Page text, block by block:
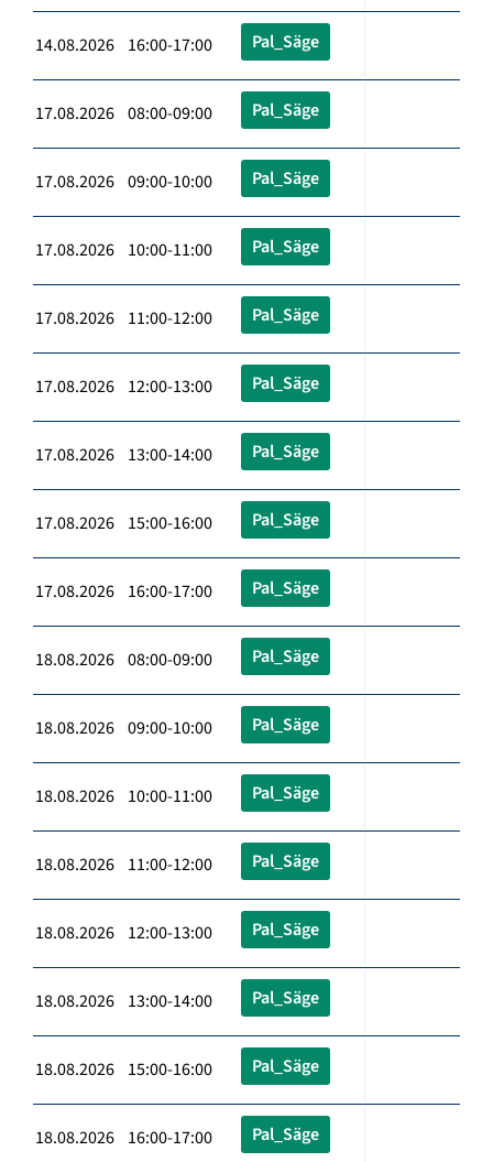
14.08.2026 16:00-17:00 Pal_Säge
17.08.2026 08:00-09:00 Pal_Säge
17.08.2026 09:00-10:00 Pal_Säge
17.08.2026 10:00-11:00 Pal_Säge
17.08.2026 11:00-12:00 Pal_Säge
17.08.2026 12:00-13:00 Pal_Säge
17.08.2026 13:00-14:00 Pal_Säge
17.08.2026 15:00-16:00 Pal_Säge
17.08.2026 16:00-17:00 Pal_Säge
18.08.2026 08:00-09:00 Pal_Säge
18.08.2026 09:00-10:00 Pal_Säge
18.08.2026 10:00-11:00 Pal_Säge
18.08.2026 11:00-12:00 Pal_Säge
18.08.2026 12:00-13:00 Pal_Säge
18.08.2026 13:00-14:00 Pal_Säge
18.08.2026 15:00-16:00 Pal_Säge
18.08.2026 16:00-17:00 Pal_Säge